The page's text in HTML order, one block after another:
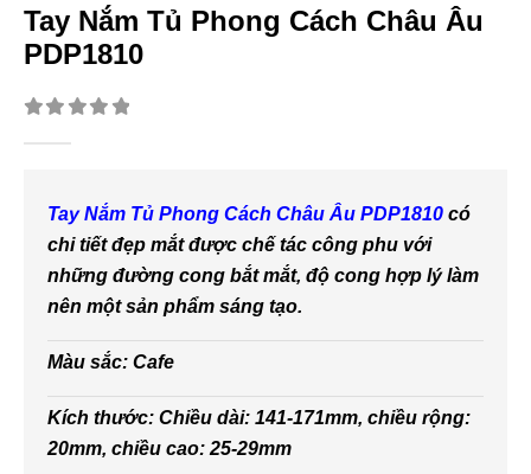
Tay Nắm Tủ Phong Cách Châu Âu
PDP1810
Tay Nắm Tủ Phong Cách Châu Âu PDP1810 có
chi tiết đẹp mắt được chế tác công phu với
những đường cong bắt mắt, độ cong hợp lý làm
nên một sản phẩm sáng tạo.
Màu sắc: Cafe
Kích thước: Chiều dài: 141-171mm, chiều rộng:
20mm, chiều cao: 25-29mm